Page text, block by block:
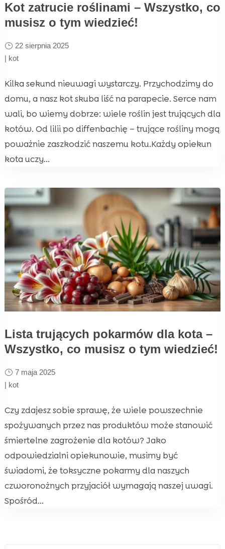
Kot zatrucie roślinami – Wszystko, co
musisz o tym wiedzieć!
22 sierpnia 2025
| kot
Kilka sekund nieuwagi wystarczy. Przychodzimy do
domu, a nasz kot skuba liść na parapecie. Serce nam
wali, bo wiemy dobrze: wiele roślin jest trujących dla
kotów. Od lilii po diffenbachię – trujące rośliny mogą
poważnie zaszkodzić naszemu kotu.Każdy opiekun
kota uczy...
Lista trujących pokarmów dla kota –
Wszystko, co musisz o tym wiedzieć!
7 maja 2025
| kot
Czy zdajesz sobie sprawę, że wiele powszechnie
spożywanych przez nas produktów może stanowić
śmiertelne zagrożenie dla kotów? Jako
odpowiedzialni opiekunowie, musimy być
świadomi, że toksyczne pokarmy dla naszych
czworonożnych przyjaciół wymagają naszej uwagi.
Spośród...